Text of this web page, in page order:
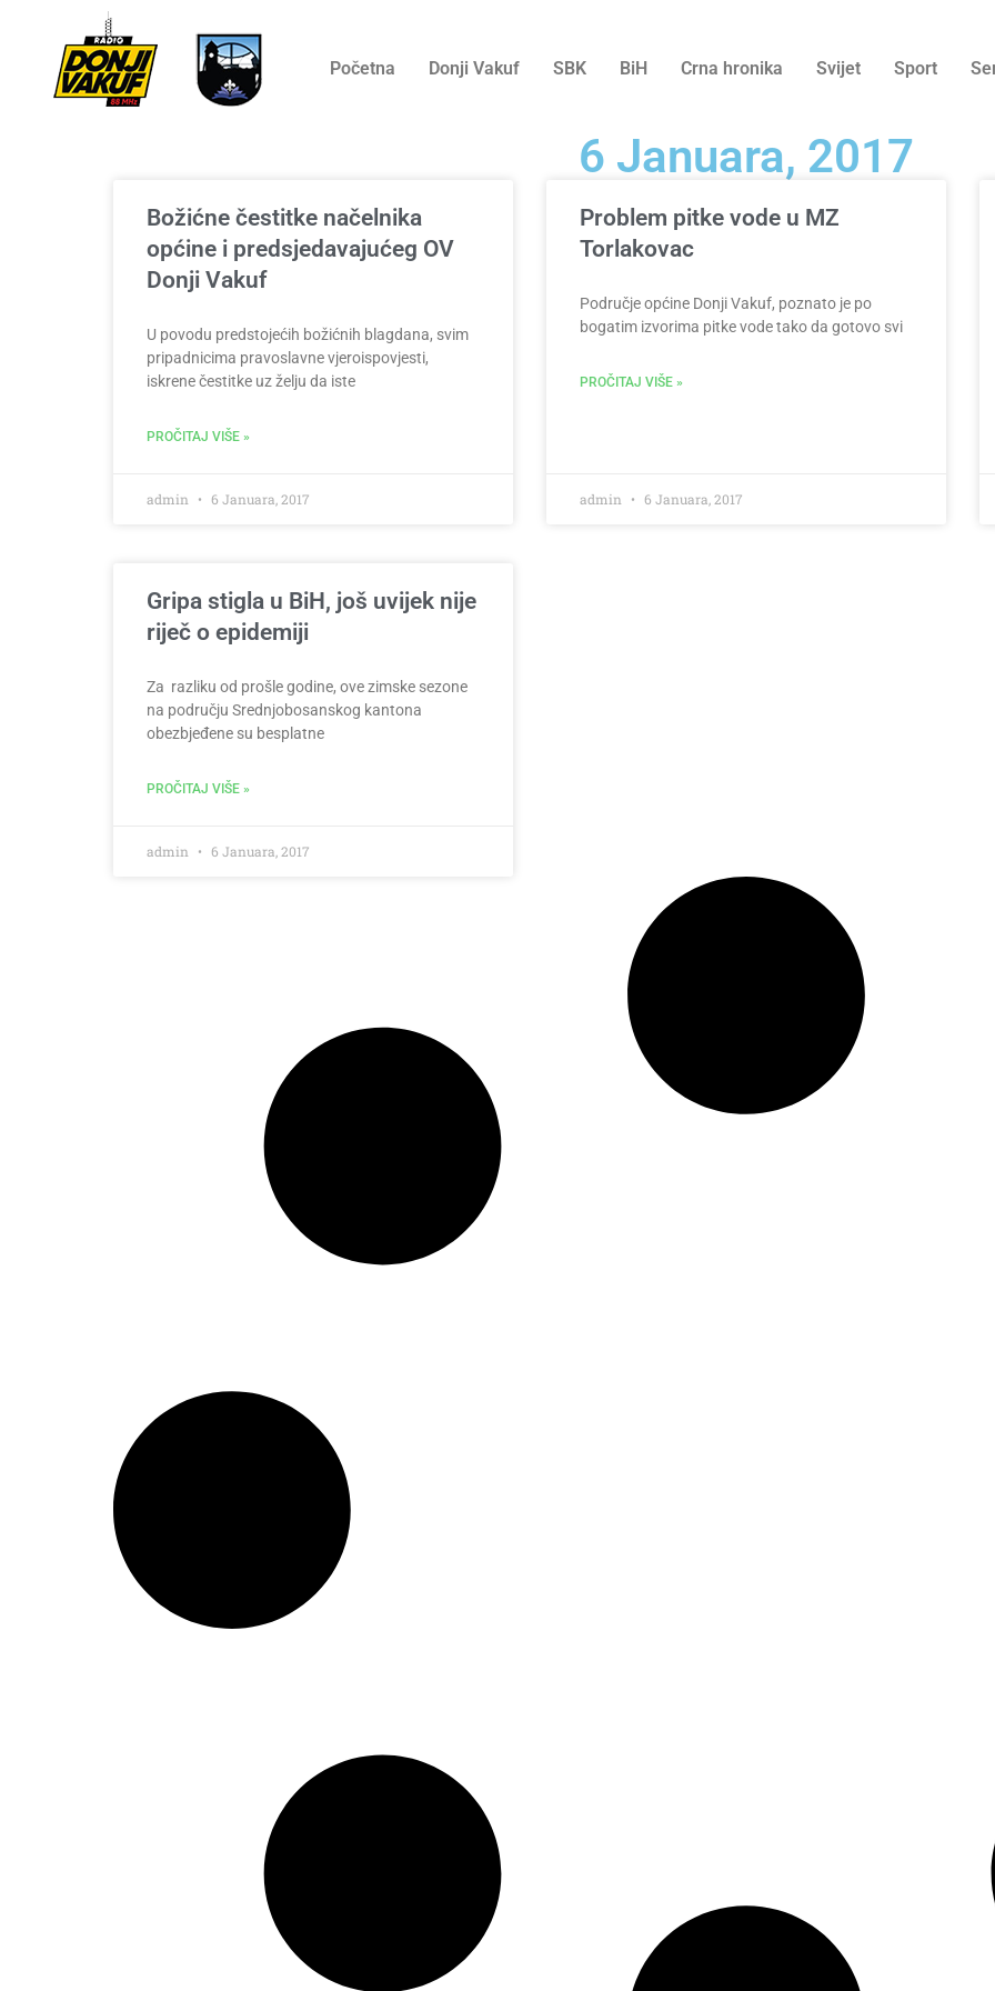
Početna Donji Vakuf SBK BiH Crna hronika Svijet Sport
6 Januara, 2017
Božićne čestitke načelnika
općine i predsjedavajućeg OV
Donji Vakuf
U povodu predstojećih božićnih blagdana, svim
pripadnicima pravoslavne vjeroispovjesti,
iskrene čestitke uz želju da iste
PROČITAJ VIŠE »
admin 6 Januara, 2017
Problem pitke vode u MZ
Torlakovac
Područje općine Donji Vakuf, poznato je po
bogatim izvorima pitke vode tako da gotovo svi
PROČITAJ VIŠE »
admin 6 Januara, 2017
Gripa stigla u BiH, još uvijek nije
riječ o epidemiji
Za razliku od prošle godine, ove zimske sezone
na području Srednjobosanskog kantona
obezbjeđene su besplatne
PROČITAJ VIŠE »
admin 6 Januara, 2017